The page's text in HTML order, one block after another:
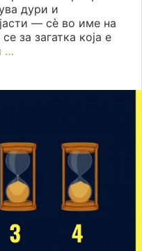
дури и
— сѐ во име на
за загатка која е
…